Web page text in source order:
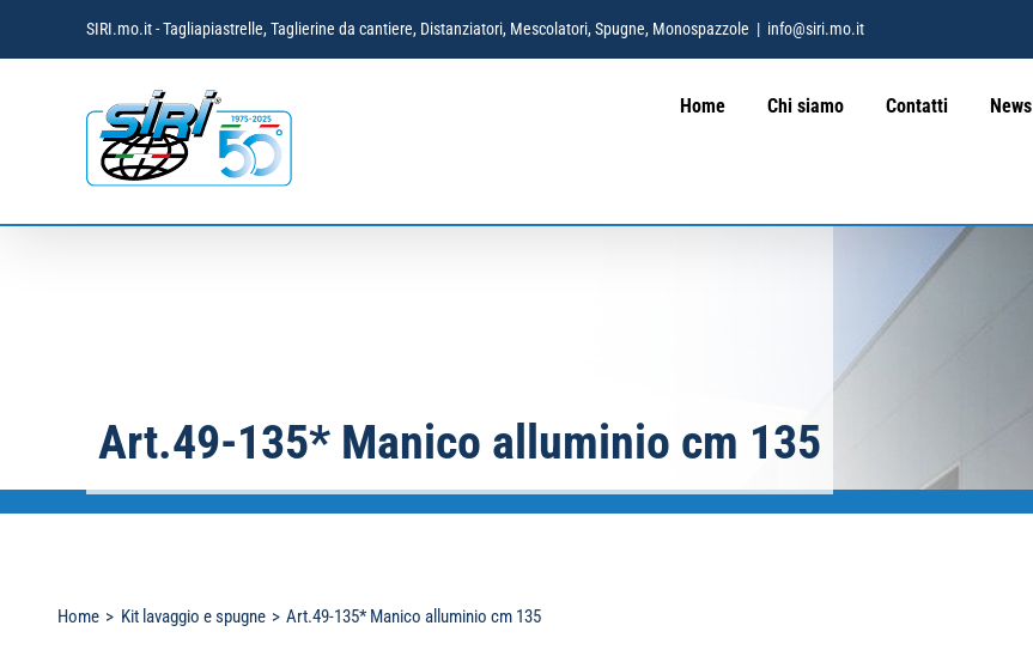
contenuto
SIRI.mo.it - Tagliapiastrelle, Taglierine da cantiere, Distanziatori, Mescolatori, Spugne, Monospazzole | info@siri.mo.it
Home Chi siamo Contatti News
Art.49-135* Manico alluminio cm 135
Home Kit lavaggio e spugne Art.49-135* Manico alluminio cm 135